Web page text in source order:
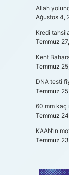
Allah
Ağustos 4,
Kredi
Temmuz
Kent
Temmuz
DNA testi
Temmuz
60 mm kaç
Temmuz
KAAN’ın
Temmuz